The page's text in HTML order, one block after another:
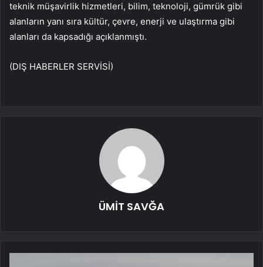
teknik müşavirlik hizmetleri, bilim, teknoloji, gümrük gibi
alanların yanı sıra kültür, çevre, enerji ve ulaştırma gibi
alanları da kapsadığı açıklanmıştı.
(DIŞ HABERLER SERVİSİ)
ÜMİT SAVĞA